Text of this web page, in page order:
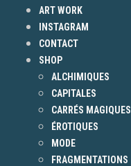
ART WORK
INSTAGRAM
CONTACT
SHOP
ALCHIMIQUES
CAPITALES
CARRÉS MAGIQUES
ÉROTIQUES
MODE
FRAGMENTATIONS